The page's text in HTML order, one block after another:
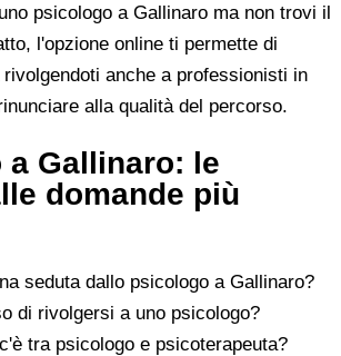
psicologo a Gallinaro ma non trovi il
l'opzione online ti permette di
anche a professionisti in
alla qualità del percorso.
a Gallinaro: le
domande più
seduta dallo psicologo a Gallinaro?
di rivolgersi a uno psicologo?
tra psicologo e psicoterapeuta?